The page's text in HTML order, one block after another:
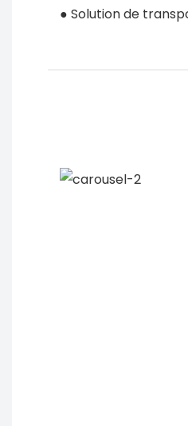
● Solution de